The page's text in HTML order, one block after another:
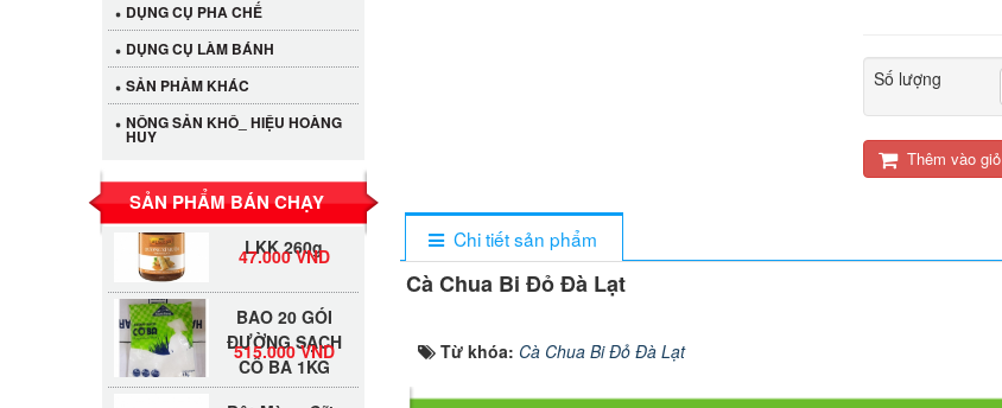
Số lượng
Thêm vào giỏ
Chi tiết sản phẩm
Cà Chua Bi Đỏ Đà Lạt
Từ khóa: Cà Chua Bi Đỏ Đà Lạt
DỤNG CỤ PHA CHẾ
DỤNG CỤ LÀM BÁNH
SẢN PHẢM KHÁC
NÔNG SẢN KHÔ_ HIỆU HOÀNG
HUY
SẢN PHẨM BÁN CHẠY
Cần Tây Đà Lạt
40.000 VND
LỐC 12 HỦ
Tương xí muội
Tương xí muội
LKK 260g
47.000 VND
BAO 20 GÓI
ĐƯỜNG SẠCH
CÔ BA 1KG
515.000 VND